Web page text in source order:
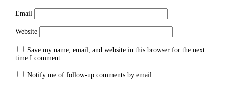
Email
Website
Save my name, email, and website in this browser for the next
time I comment.
Notify me of follow-up comments by email.